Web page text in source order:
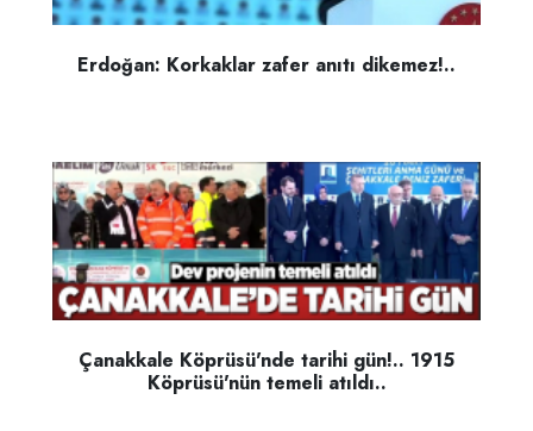
Erdoğan: Korkaklar zafer anıtı dikemez!..
Çanakkale Köprüsü'nde tarihi gün!.. 1915
Köprüsü'nün temeli atıldı..